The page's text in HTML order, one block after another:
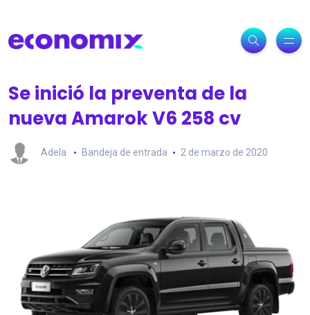
Se inició la preventa de la
nueva Amarok V6 258 cv
Adela Bandeja de entrada 2 de marzo de 2020